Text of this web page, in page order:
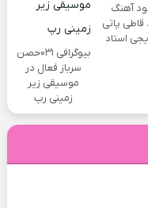
آهنگ
پاتی
بیوگرافی ۰۳۱حصن
سرباز فعال در
موسیقی زیر
زمینی رپ